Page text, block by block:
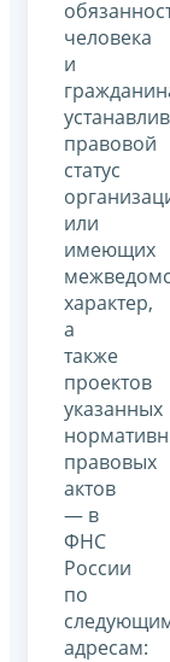
человека
и
правовой
статус
или
имеющих
характер,
а
также
проектов
указанных
правовых
актов
— в
ФНС
России
по
адресам: